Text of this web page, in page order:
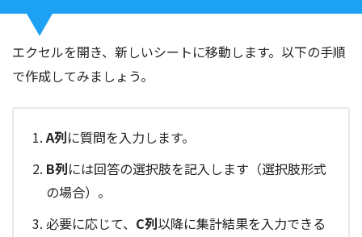
エクセルを開き、新しいシートに移動します。以下の手順
で作成してみましょう。
A列に質問を入力します。
B列には回答の選択肢を記入します（選択肢形式
の場合）。
必要に応じて、 C列以降に集計結果を入力できる